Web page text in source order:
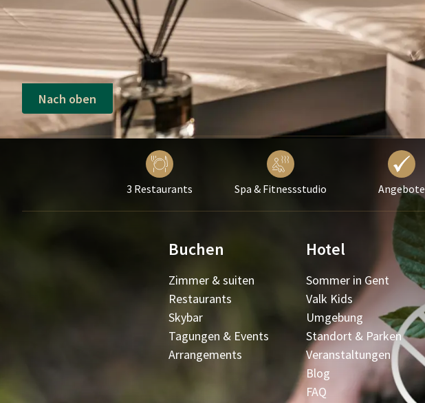
Nach oben
3 Restaurants Spa & Fitnessstudio Angebote
Buchen
Zimmer & suiten
Restaurants
Skybar
Tagungen & Events
Arrangements
Hotel
Sommer in Gent
Valk Kids
Umgebung
Standort & Parken
Veranstaltungen
Blog
FAQ